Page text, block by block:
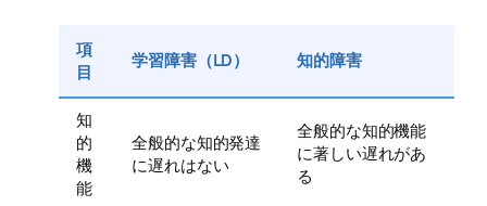
項
目
学習障害（LD） 知的障害
知
的
機
能
全般的な知的発達
に遅れはない
全般的な知的機能
に著しい遅れがあ
る